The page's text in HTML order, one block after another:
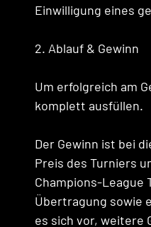
Einwilligung eines
2. Ablauf & Gewinn
Um erfolgreich am
komplett ausfüllen.
Der Gewinn ist bei
Preis des Turniers
Champions-League
Übertragung sowie
es sich vor, weitere